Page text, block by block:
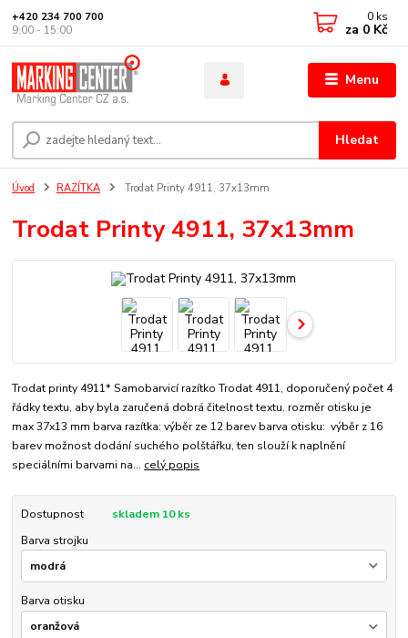
Menu
Hledat
+420 234 700 700
9:00 - 15:00
0 ks
za 0 Kč
Úvod RAZÍTKA Trodat Printy 4911, 37x13mm
Trodat Printy 4911, 37x13mm
Trodat printy 4911* Samobarvicí razítko Trodat 4911, doporučený počet 4
řádky textu, aby byla zaručená dobrá čitelnost textu. rozměr otisku je
max 37x13 mm barva razítka: výběr ze 12 barev barva otisku: výběr z 16
barev možnost dodání suchého polštářku, ten slouží k naplnění
speciálními barvami na... celý popis
Dostupnost
skladem 10 ks
Barva strojku
Barva otisku